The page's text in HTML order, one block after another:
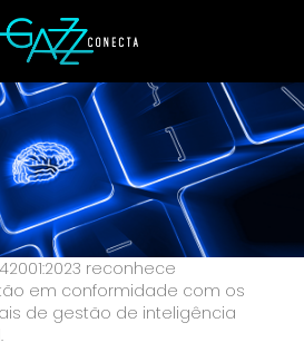
Company
reconhece
em conformidade com os
de gestão de inteligência